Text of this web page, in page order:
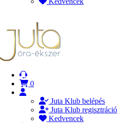
0
Juta Klub belépés
Juta Klub regisztráció
Kedvencek